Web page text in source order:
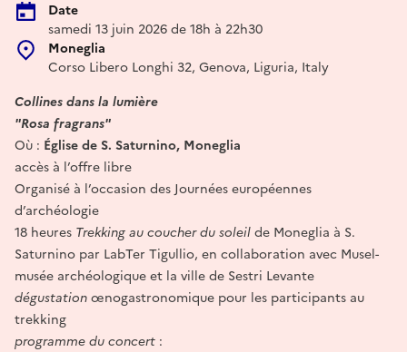
Date
samedi 13 juin 2026 de 18h à 22h30
Moneglia
Corso Libero Longhi 32, Genova, Liguria, Italy
Collines dans la lumière
"Rosa fragrans"
Où : Église de S. Saturnino, Moneglia
accès à l’offre libre
Organisé à l’occasion des Journées européennes
d’archéologie
18 heures Trekking au coucher du soleilde Moneglia à S.
Saturnino par LabTer Tigullio, en collaboration avec Musel-
musée archéologique et la ville de Sestri Levante
dégustationœnogastronomique pour les participants au
trekking
programme du concert :